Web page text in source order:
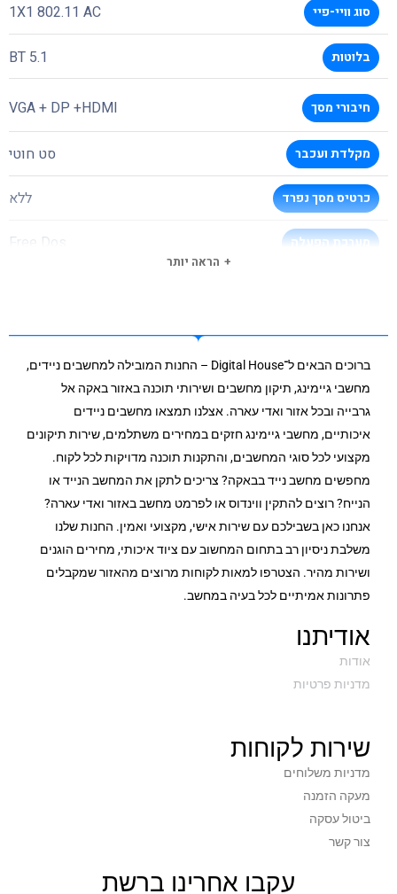
סוג וויי-פיי 1X1 802.11 AC
בלוטות BT 5.1
חיבורי מסך VGA + DP +HDMI
מקלדת ועכבר סט חוטי
כרטיס מסך נפרד ללא
מערכת הפעלה Free Dos
תקופת אחריות 3 שנים באתר לקוח
הראה יותר
ברוכים הבאים ל־Digital House – החנות המובילה למחשבים ניידים,
מחשבי גיימינג, תיקון מחשבים ושירותי תוכנה באזור באקה אל
גרבייה ובכל אזור ואדי עארה. אצלנו תמצאו מחשבים ניידים
איכותיים, מחשבי גיימינג חזקים במחירים משתלמים, שירות תיקונים
מקצועי לכל סוגי המחשבים, והתקנות תוכנה מדויקות לכל לקוח.
מחפשים מחשב נייד בבאקה? צריכים לתקן את המחשב הנייד או
הנייח? רוצים להתקין ווינדוס או לפרמט מחשב באזור ואדי עארה?
אנחנו כאן בשבילכם עם שירות אישי, מקצועי ואמין. החנות שלנו
משלבת ניסיון רב בתחום המחשוב עם ציוד איכותי, מחירים הוגנים
ושירות מהיר. הצטרפו למאות לקוחות מרוצים מהאזור שמקבלים
פתרונות אמיתיים לכל בעיה במחשב.
אודיתנו
אודות
מדניות פרטיות
שירות לקוחות
מדניות משלוחים
מעקה הזמנה
ביטול עסקה
צור קשר
עקבו אחרינו ברשת